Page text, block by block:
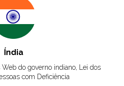
Índia
do governo indiano, Lei dos
com Deficiência